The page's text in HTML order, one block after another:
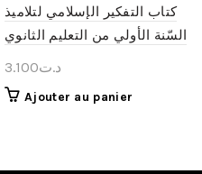
كتاب التفكير الإسلامي لتلاميذ
السّنة الأولي من التعليم الثانوي
د.ت3.100
Ajouter au panier